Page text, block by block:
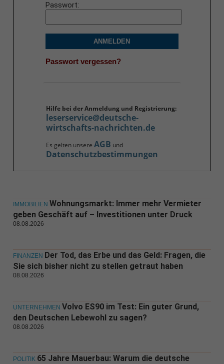
Passwort
ANMELDEN
Passwort vergessen?
Hilfe bei der Anmeldung und Registrierung:
leserservice@deutsche-
wirtschafts-nachrichten.de
Es gelten unsere AGB und
Datenschutzbestimmungen
IMMOBILIEN Wohnungsmarkt: Immer mehr Vermieter
geben Geschäft auf – Investitionen unter Druck
08.08.2026
FINANZEN Der Tod, das Erbe und das Geld: Fragen, die
Sie sich bisher nicht zu stellen getraut haben
08.08.2026
UNTERNEHMEN Volvo ES90 im Test: Ein guter Grund,
den Deutschen Lebewohl zu sagen?
08.08.2026
POLITIK 65 Jahre Mauerbau: Warum die deutsche